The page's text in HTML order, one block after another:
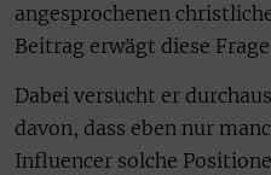
angesprochenen
Beitrag erwägt diese
Dabei versucht er
davon, dass eben nur
Influencer solche